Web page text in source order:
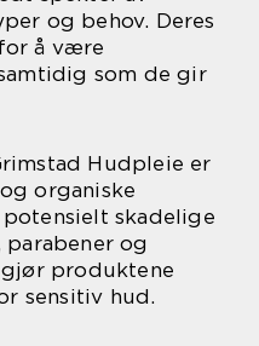
og behov. Deres
å være
som de gir
Hudpleie er
organiske
skadelige
og
produktene
sensitiv hud.